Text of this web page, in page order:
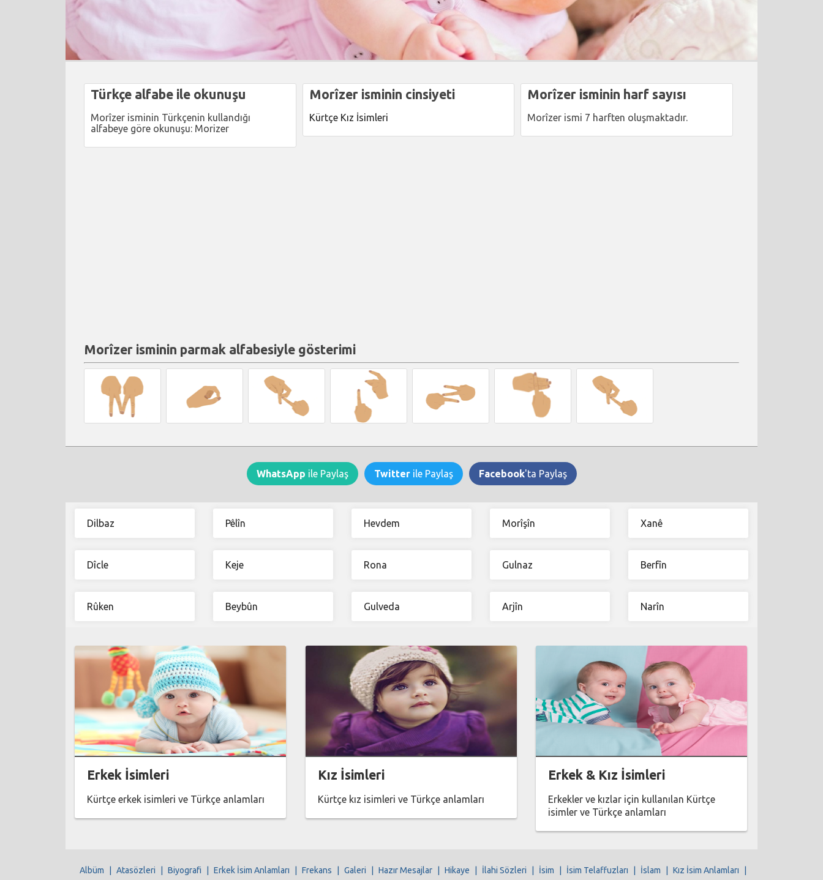
Türkçe alfabe ile okunuşu
Morîzer isminin Türkçenin kullandığı
alfabeye göre okunuşu: Morizer
Morîzer isminin cinsiyeti
Kürtçe Kız İsimleri
Morîzer isminin harf sayısı
Morîzer ismi 7 harften oluşmaktadır.
Morîzer isminin parmak alfabesiyle gösterimi
WhatsApp ile Paylaş Twitterile Paylaş Facebook'ta Paylaş
Dilbaz Pêlîn Hevdem Morîşîn Xanê
Dîcle Keje Rona Gulnaz Berfîn
Rûken Beybûn Gulveda Arjîn Narîn
Erkek İsimleri
Kürtçe erkek isimleri ve Türkçe anlamları
Kız İsimleri
Kürtçe kız isimleri ve Türkçe anlamları
Erkek & Kız İsimleri
Erkekler ve kızlar için kullanılan Kürtçe
isimler ve Türkçe anlamları
Albüm | Atasözleri | Biyografi | Erkek İsim Anlamları | Frekans | Galeri | Hazır Mesajlar | Hikaye | İlahi Sözleri | İsim | İsim Telaffuzları | İslam | Kız İsim Anlamları |